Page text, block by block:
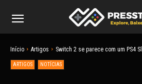
Início Artigos Switch 2 se parece com um PS4
ARTIGOS NOTÍCIAS